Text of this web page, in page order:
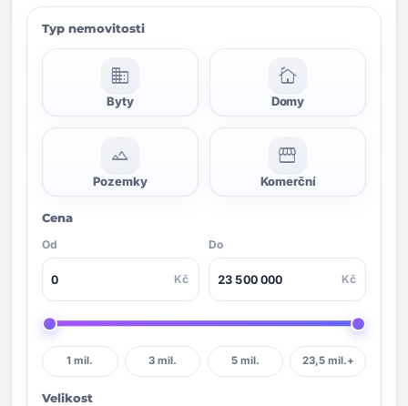
Typ nemovitosti
domain
Byty
cottage
Domy
landscape
Pozemky
storefront
Komerční
Cena
Od
Kč
Do
Kč
1 mil. 3 mil. 5 mil. 23,5 mil.+
Velikost